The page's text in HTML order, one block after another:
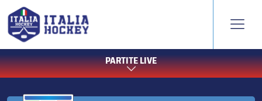
PARTITE LIVE